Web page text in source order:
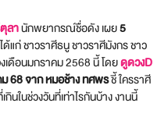
ลานักพยากรณ์ชื่อดัง เผย5
ได้แก่ ชาวราศีธนู ชาวราศีมังกร ชาว
เดือนมกราคม 2568 นี้ โดยดูดวงD
68 จาก หมอช้าง ทศพรชี้ ใครราศี
นในช่วงวันที่เท่าไรกันบ้าง งานนี้